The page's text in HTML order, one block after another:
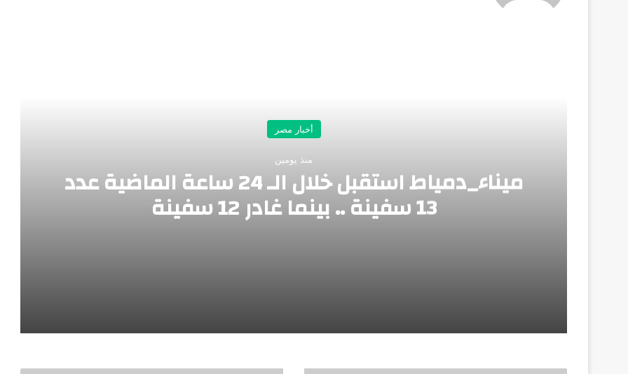
أخبار مصر
منذ يومين
ميناء_دمياط استقبل خلال الـ 24 ساعة الماضية عدد
13 سفينة .. بينما غادر 12 سفينة